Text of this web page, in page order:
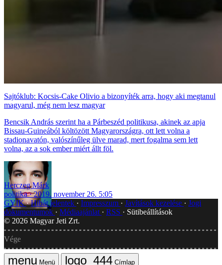
Sajtóklub: Kocsis-Cake Olivio a bizonyíték arra, hogy aki megtanul
magyarul, még nem lesz magyar
Bencsik András szerint ha a Párbeszéd politikusa, akinek az apja
Bissau-Guineából költözött Magyarországra, ott lett volna a
stadionavatón, valószínűleg ülve marad, mert fogalma sem lett
volna, az a sok ember miért állt föl.
Herczeg Márk
politika
2019. november 26. 5:05
GYIK Hibát jelentek Impresszum Javítások kezelése
Jogi
dokumentumok
Médiaajánlat RSS
Sütibeállítások
© 2026 Magyar Jeti Zrt.
Vége
Menü
Címlap